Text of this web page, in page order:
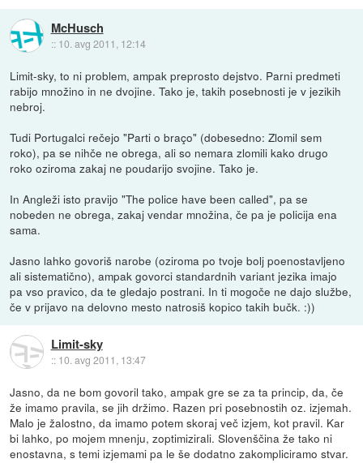
McHusch
:: 10. avg 2011, 12:14
Limit-sky, to ni problem, ampak preprosto dejstvo. Parni predmeti
rabijo množino in ne dvojine. Tako je, takih posebnosti je v jezikih
nebroj.
Tudi Portugalci rečejo "Parti o braço" (dobesedno: Zlomil sem
roko), pa se nihče ne obrega, ali so nemara zlomili kako drugo
roko oziroma zakaj ne poudarijo svojine. Tako je.
In Angleži isto pravijo "The police have been called", pa se
nobeden ne obrega, zakaj vendar množina, če pa je policija ena
sama.
Jasno lahko govoriš narobe (oziroma po tvoje bolj poenostavljeno
ali sistematično), ampak govorci standardnih variant jezika imajo
pa vso pravico, da te gledajo postrani. In ti mogoče ne dajo službe,
če v prijavo na delovno mesto natrosiš kopico takih bučk. :))
Limit-sky
:: 10. avg 2011, 13:47
Jasno, da ne bom govoril tako, ampak gre se za ta princip, da, če
že imamo pravila, se jih držimo. Razen pri posebnostih oz. izjemah.
Malo je žalostno, da imamo potem skoraj več izjem, kot pravil. Kar
bi lahko, po mojem mnenju, zoptimizirali. Slovenščina že tako ni
enostavna, s temi izjemami pa le še dodatno zakompliciramo stvar.